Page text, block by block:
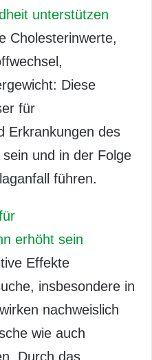
unterstützen
Cholesterinwerte,
Diese
für
Erkrankungen des
und in der Folge
führen.
erhöht sein
Effekte
insbesondere in
nachweislich
wie auch
Durch das